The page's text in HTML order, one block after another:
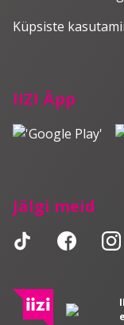
IIZI Äpp
Jälgi meid
Küpsiste